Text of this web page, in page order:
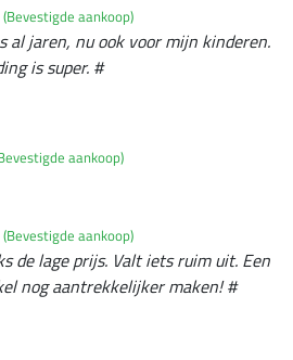
(Bevestigde aankoop)
al jaren, nu ook voor mijn kinderen.
is super. #
aankoop)
(Bevestigde aankoop)
de lage prijs. Valt iets ruim uit. Een
nog aantrekkelijker maken! #